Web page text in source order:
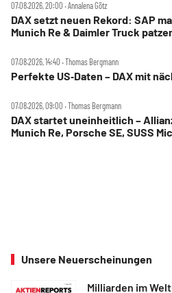
07.08.2026, 20:00 ‧ Annalena Götz
DAX setzt neuen Rekord: SAP
Munich Re & Daimler Truck
07.08.2026, 14:40 ‧ Thomas Bergmann
Perfekte US‑Daten – DAX mit
07.08.2026, 09:00 ‧ Thomas Bergmann
DAX startet uneinheitlich –
Munich Re, Porsche SE, SUSS
Unsere Neuerscheinungen
Milliarden im